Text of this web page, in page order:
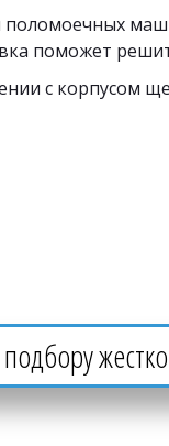
поломоечных
поможет
с корпусом